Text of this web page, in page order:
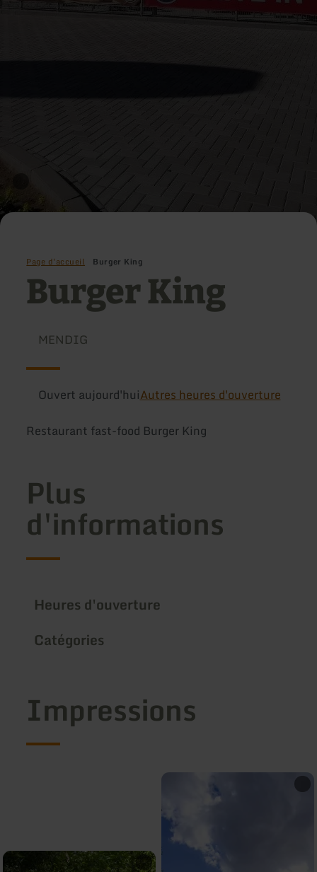
Page d'accueil Burger King
Burger King
MENDIG
Ouvert aujourd'huiAutres heures d'ouverture
Restaurant fast-food Burger King
Plus
d'informations
Heures d'ouverture
Catégories
Impressions